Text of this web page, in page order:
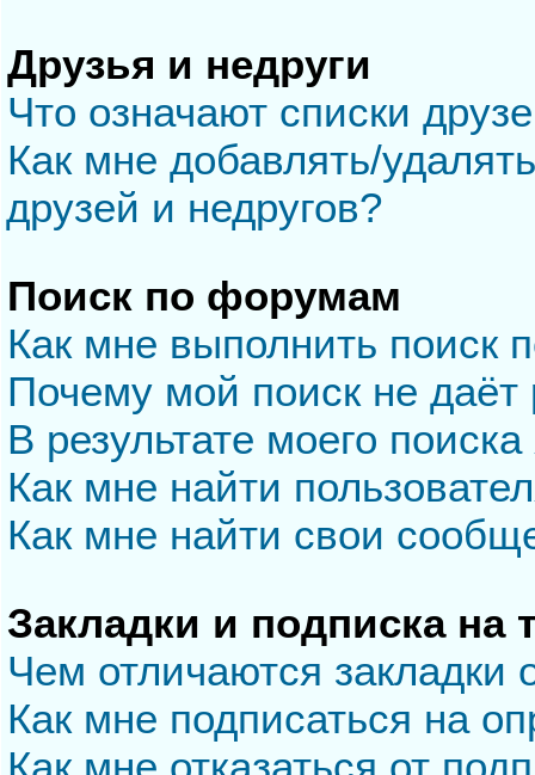
Друзья и недруги
Что означают списки
Как мне добавлять/
друзей и недругов?
Поиск по форумам
Как мне выполнить
Почему мой поиск не даёт
В результате моего
Как мне найти
Как мне найти свои
Закладки и подписка на
Чем отличаются закладки
Как мне подписаться на